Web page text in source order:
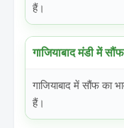
हैं।
गाजियाबाद मंडी में
गाजियाबाद में सौंफ
हैं।